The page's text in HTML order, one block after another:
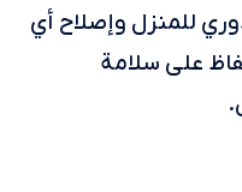
للمنزل وإصلاح أي
على سلامة